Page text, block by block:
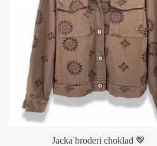
Jacka broderi choklad 🤎